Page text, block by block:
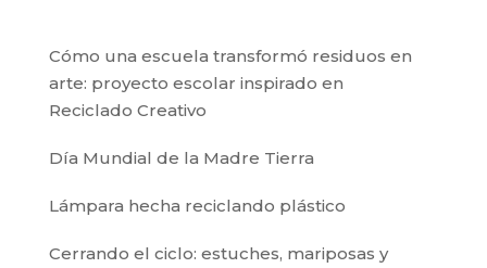
Cómo una escuela transformó residuos en
arte: proyecto escolar inspirado en
Reciclado Creativo
Día Mundial de la Madre Tierra
Lámpara hecha reciclando plástico
Cerrando el ciclo: estuches, mariposas y